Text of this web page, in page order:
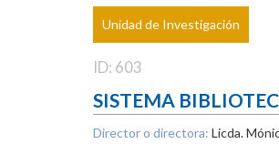
Proyecto
Unidad de Investigación
ID: 603
SISTEMA
Director o directora: Licda.